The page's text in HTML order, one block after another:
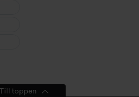
Till toppen